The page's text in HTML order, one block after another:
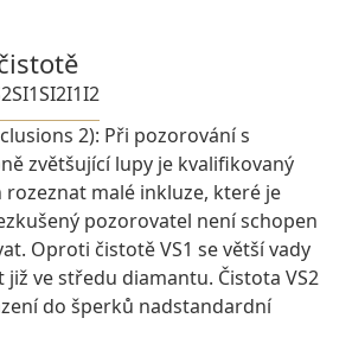
SI1SI2I1I2
2): Při pozorování s
zvětšující lupy je kvalifikovaný
malé inkluze, které je
pozorovatel není schopen
Oproti čistotě VS1 se větší vady
ve středu diamantu. Čistota VS2
do šperků nadstandardní